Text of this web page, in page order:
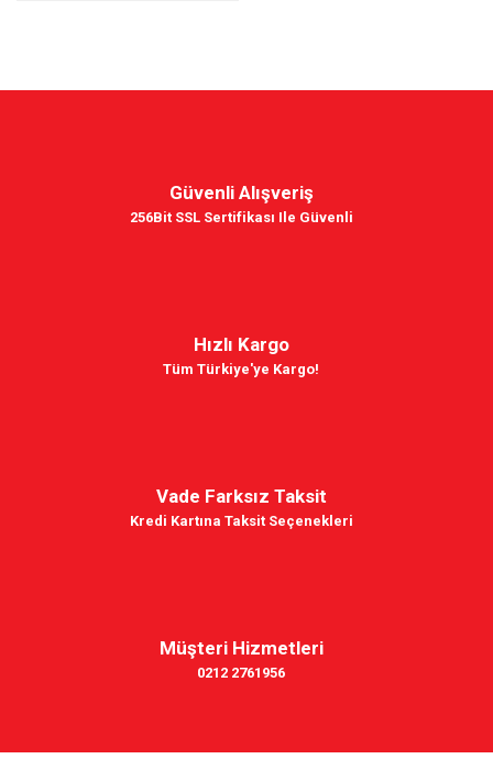
Güvenli Alışveriş
256Bit SSL Sertifikası Ile Güvenli
Hızlı Kargo
Tüm Türkiye'ye Kargo!
Vade Farksız Taksit
Kredi Kartına Taksit Seçenekleri
Müşteri Hizmetleri
0212 2761956